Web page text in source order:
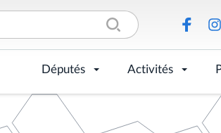
Députés Activités